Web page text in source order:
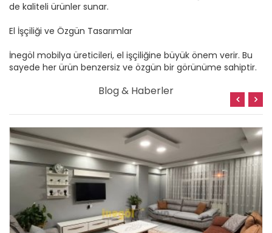
de kaliteli ürünler sunar.
El İşçiliği ve Özgün Tasarımlar
İnegöl mobilya üreticileri, el işçiliğine büyük önem verir. Bu
sayede her ürün benzersiz ve özgün bir görünüme sahiptir.
Blog & Haberler